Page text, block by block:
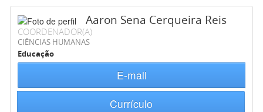
Aaron Sena Cerqueira Reis
COORDENADOR(A)
CIÊNCIAS HUMANAS
Educação
E-mail
Currículo